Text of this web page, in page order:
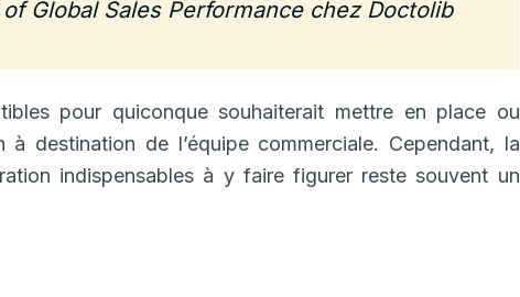
Global Sales Performance chez Doctolib
pour quiconque souhaiterait mettre en place ou
destination de l’équipe commerciale. Cependant, la
indispensables à y faire figurer reste souvent un